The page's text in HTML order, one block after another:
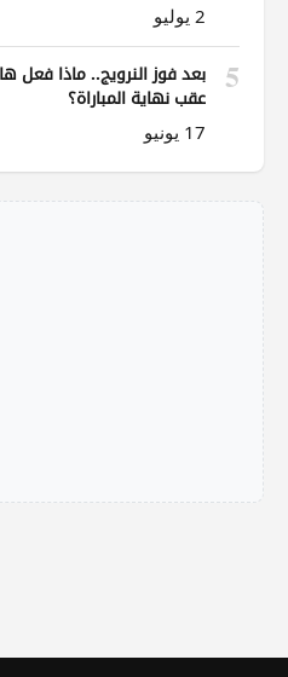
2 يوليو
5
بعد فوز النرويج.. ماذا فعل
عقب نهاية المباراة؟
17 يونيو